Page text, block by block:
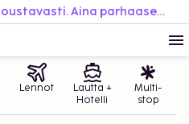
Varaa helposti. Matkusta joustavasti. Aina parhaaseen hintaan.
Lennot
Lautta +
Hotelli
Multi-
stop